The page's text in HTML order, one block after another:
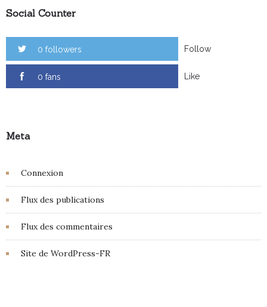
Social Counter
0 followers Follow
0 fans Like
Meta
Connexion
Flux des publications
Flux des commentaires
Site de WordPress-FR